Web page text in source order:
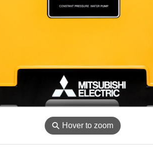
⚲ Hover to zoom